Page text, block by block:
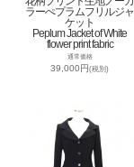
ラーぺプラムフリルジャ
ケット
Peplum Jacket of White
flower print fabric
通常価格
39,000円(税別)